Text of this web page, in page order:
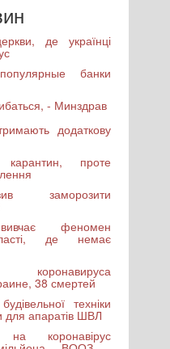
де українці
банки
- Минздрав
додаткову
проте
заморозити
феномен
де немає
38 смертей
техніки
для апаратів ШВЛ
на коронавірус